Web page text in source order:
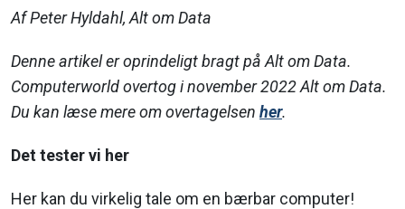
Af Peter Hyldahl, Alt om Data
Denne artikel er oprindeligt bragt på Alt om Data.
Computerworld overtog i november 2022 Alt om Data.
Du kan læse mere om overtagelsen her.
Det tester vi her
Her kan du virkelig tale om en bærbar computer!